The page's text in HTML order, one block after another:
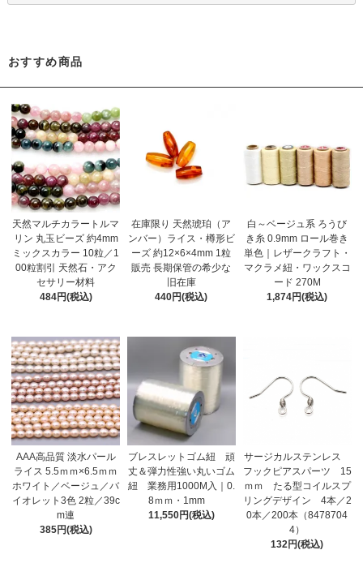
おすすめ商品
天然マルチカラートルマ
リン 丸玉ビーズ 約4mm
ミックスカラー 10粒／1
00粒割引 天然石・アク
セサリー材料
484円(税込)
在庫限り 天然琥珀（ア
ンバー）ライス・樽形ビ
ーズ 約12×6×4mm 1粒
販売 長期保管の希少な
旧在庫
440円(税込)
白～ベージュ系 ろうび
き糸 0.9mm ロール巻き
単色｜レザークラフト・
マクラメ紐・ワックスコ
ード 270M
1,874円(税込)
AAA高品質 淡水パール
ライス 5.5ｍｍ×6.5ｍｍ
ホワイト／ベージュ／バ
イオレット3色 2粒／39c
m連
385円(税込)
ブレスレットゴム紐 頑
丈＆弾力性強い丸いゴム
紐 業務用1000M入｜0.
8ｍｍ・1mm
11,550円(税込)
サージカルステンレス
フックピアスパーツ 15
ｍｍ たる型コイルスプ
リングデザイン 4本／2
0本／200本（8478704
4）
132円(税込)